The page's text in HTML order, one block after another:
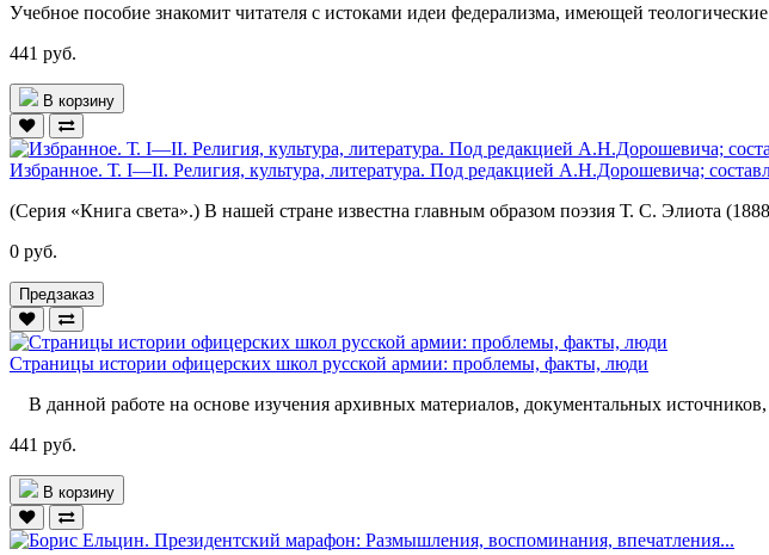
Учебное пособие знакомит читателя с истоками идеи федерализма, имеющей
441 руб.
В корзину
Избранное. Т. I—II. Религия, культура, литература. Под редакцией А.Н.Дорошевича;
(Серия «Книга света».) В нашей стране известна главным образом поэзия Т. С. Элиота
0 руб.
Предзаказ
Страницы истории офицерских школ русской армии: проблемы, факты, люди
В данной работе на основе изучения архивных материалов, документальных источников,
441 руб.
В корзину